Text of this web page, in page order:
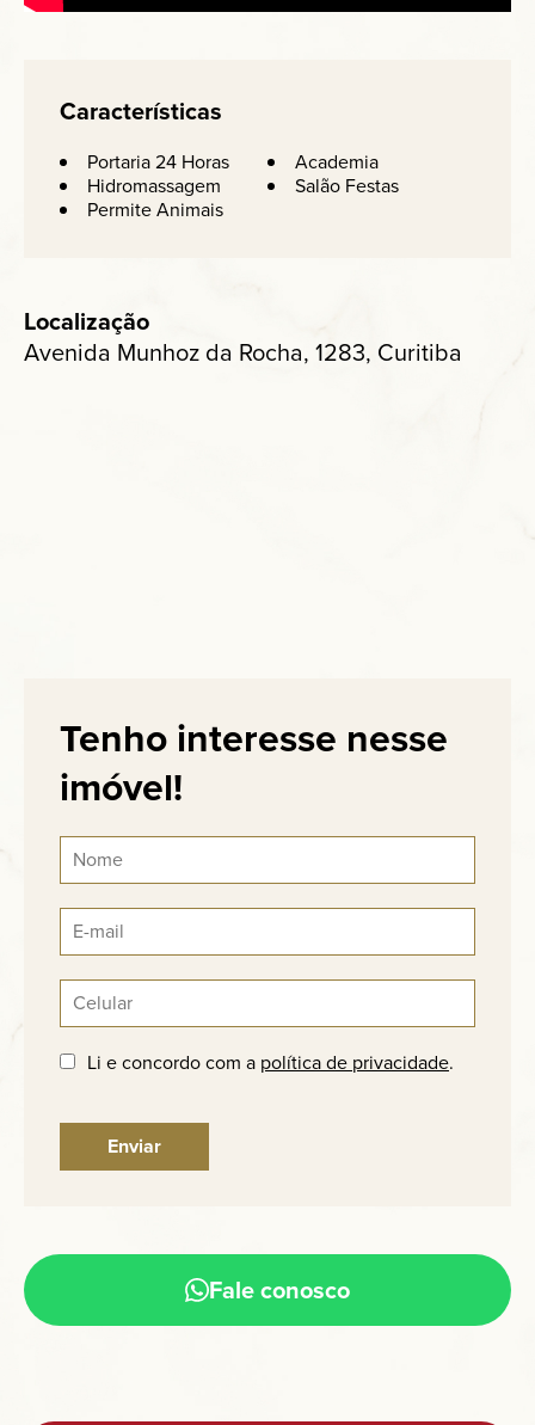
Características
Portaria 24 Horas
Academia
Hidromassagem
Salão Festas
Permite Animais
Localização
Avenida Munhoz da Rocha, 1283, Curitiba
Tenho interesse nesse
imóvel!
Li e concordo com a política de privacidade.
Fale conosco